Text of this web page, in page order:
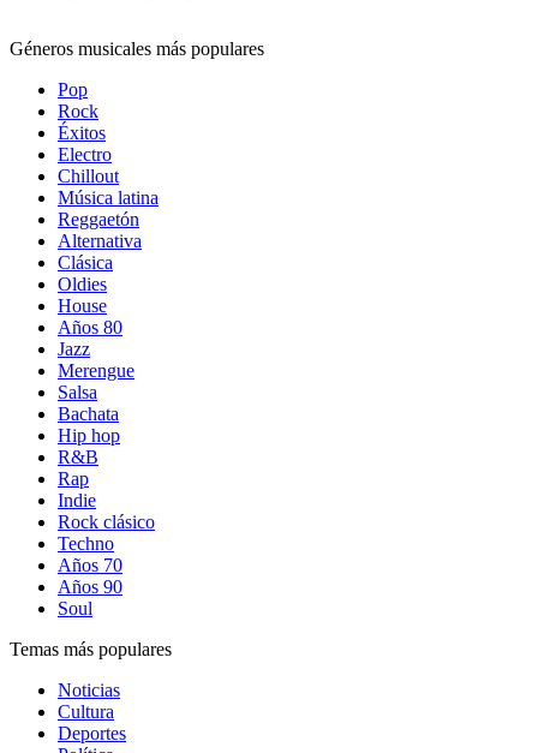
Géneros musicales más populares
Pop
Rock
Éxitos
Electro
Chillout
Música latina
Reggaetón
Alternativa
Clásica
Oldies
House
Años 80
Jazz
Merengue
Salsa
Bachata
Hip hop
R&B
Rap
Indie
Rock clásico
Techno
Años 70
Años 90
Soul
Temas más populares
Noticias
Cultura
Deportes